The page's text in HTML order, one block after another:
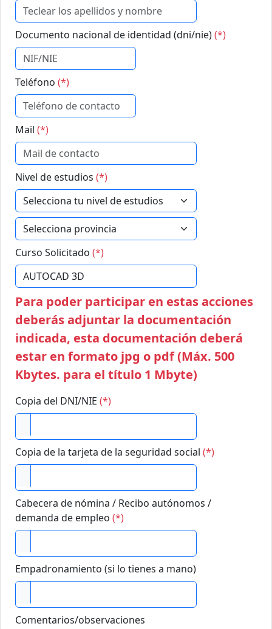
Documento nacional de identidad (dni/nie)(*)
Teléfono (*)
Mail (*)
Nivel de estudios (*)
Curso Solicitado (*)
Para poder participar en estas acciones
deberás adjuntar la documentación
indicada, esta documentación deberá
estar en formato jpg o pdf (Máx. 500
Kbytes. para el título 1 Mbyte)
Copia del DNI/NIE (*)
Copia de la tarjeta de la seguridad social (*)
Cabecera de nómina / Recibo autónomos /
demanda de empleo (*)
Empadronamiento (si lo tienes a mano)
Comentarios/observaciones